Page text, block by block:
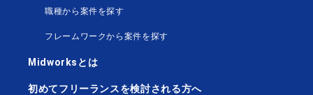
職種から案件を探す
フレームワークから案件を探す
Midworksとは
初めてフリーランスを検討される方へ